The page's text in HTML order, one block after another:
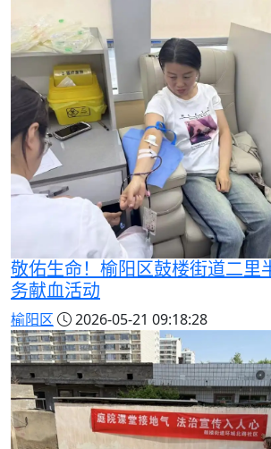
敬佑生命！榆阳区鼓楼街道二里
务献血活动
榆阳区 2026-05-21 09:18:28